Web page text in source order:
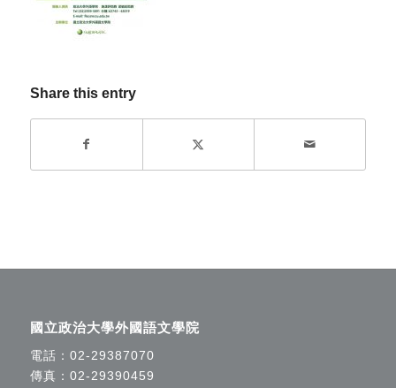
Share this entry
國立政治大學外國語文學院
電話： 02-29387070
傳真：02-29390459